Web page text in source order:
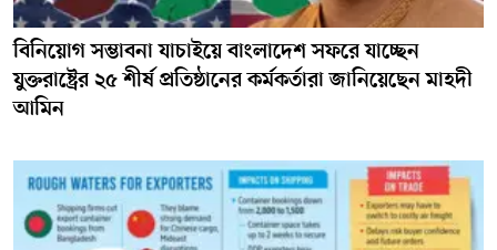
বিনিয়োগ সম্ভাবনা যাচাইয়ে বাংলাদেশ সফরে যাচ্ছেন
যুক্তরাষ্ট্রের ২৫ শীর্ষ প্রতিষ্ঠানের কর্মকর্তারা জানিয়েছেন মাহদী
আমিন